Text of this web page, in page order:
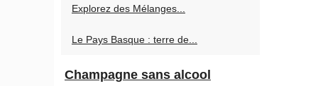
Explorez des Mélanges...
Le Pays Basque : terre de...
Champagne sans alcool